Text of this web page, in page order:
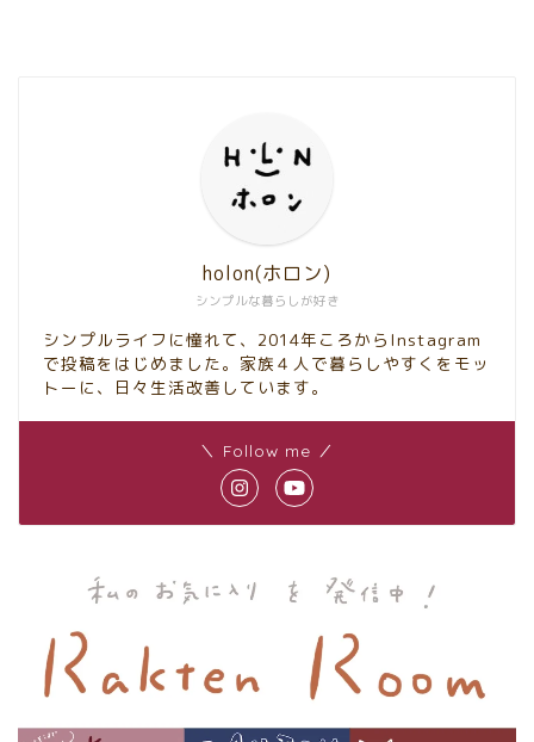
シンプルな暮らしが好き
holon(ホロン)
シンプルライフに憧れて、2014年ころからInstagram
で投稿をはじめました。家族４人で暮らしやすくをモッ
トーに、日々生活改善しています。
＼ Follow me ／